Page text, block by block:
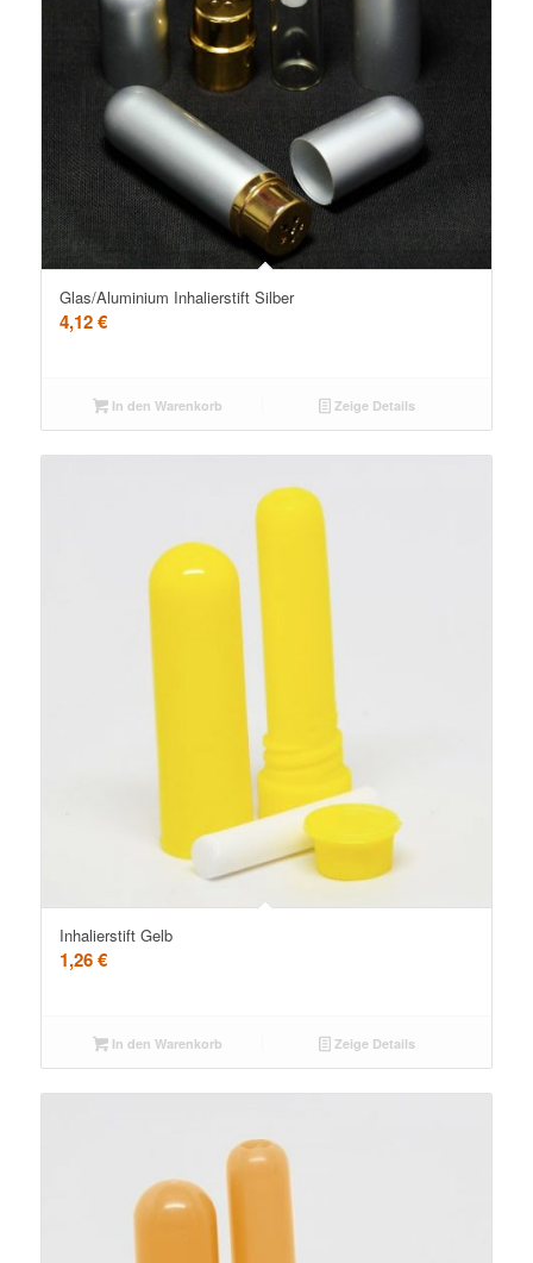
Glas/Aluminium Inhalierstift Silber
4,12€
In den Warenkorb Zeige Details
Inhalierstift Gelb
1,26€
In den Warenkorb Zeige Details